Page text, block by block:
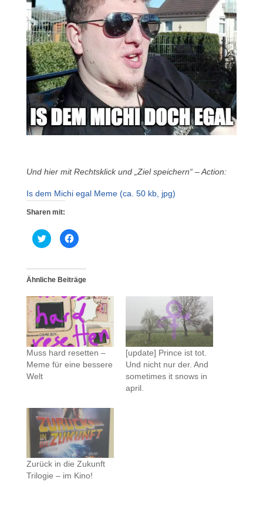
Und hier mit Rechtsklick und „Ziel speichern“ – Action:
Is dem Michi egal Meme (ca. 50 kb, jpg)
Sharen mit:
K
l
,
u
b
r
T
w
i
t
t
e
r
z
l
e
n
(
W
i
r
d
i
n
n
K
l
,
u
m
u
f
F
a
c
e
b
o
o
k
z
l
e
n
(
W
i
r
d
n
n
Ähnliche Beiträge
Muss hard resetten –
Meme für eine bessere
Welt
[update] Prince ist tot.
Und nicht nur der. And
sometimes it snows in
april.
Zurück in die Zukunft
Trilogie – im Kino!